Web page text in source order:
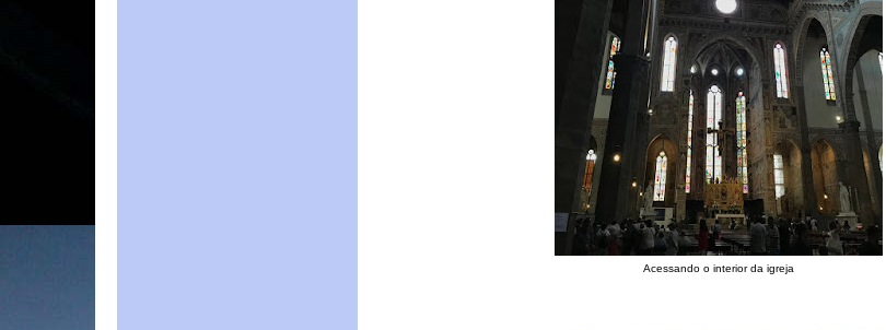
Acessando o interior da igreja